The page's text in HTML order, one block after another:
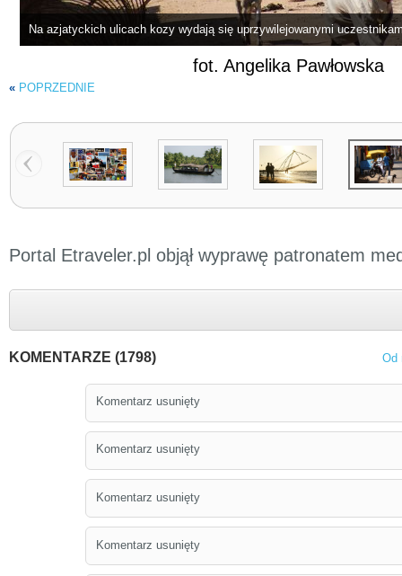
Na azjatyckich ulicach kozy wydają się uprzywilejowanymi
fot. Angelika Pawłowska
« POPRZEDNIE
Portal Etraveler.pl objął wyprawę patronatem
KOMENTARZE (1798) Od
Komentarz usunięty
Komentarz usunięty
Komentarz usunięty
Komentarz usunięty